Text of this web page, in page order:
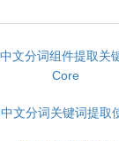
文分词组件提取关
Core
文分词关键词提取